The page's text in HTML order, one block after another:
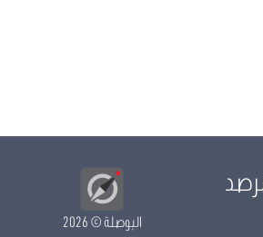
البوصلة© 2026